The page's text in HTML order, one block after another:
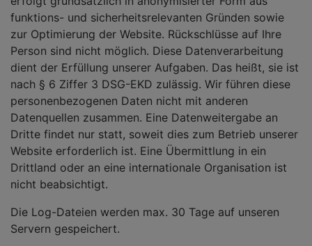
funktions- und sicherheitsrelevanten Gründen sowie
zur Optimierung der Website. Rückschlüsse auf Ihre
Person sind nicht möglich. Diese Datenverarbeitung
dient der Erfüllung unserer Aufgaben. Das heißt, sie ist
nach § 6 Ziffer 3 DSG-EKD zulässig. Wir führen diese
personenbezogenen Daten nicht mit anderen
Datenquellen zusammen. Eine Datenweitergabe an
Dritte findet nur statt, soweit dies zum Betrieb unserer
Website erforderlich ist. Eine Übermittlung in ein
Drittland oder an eine internationale Organisation ist
nicht beabsichtigt.
Die Log-Dateien werden max. 30 Tage auf unseren
Servern gespeichert.